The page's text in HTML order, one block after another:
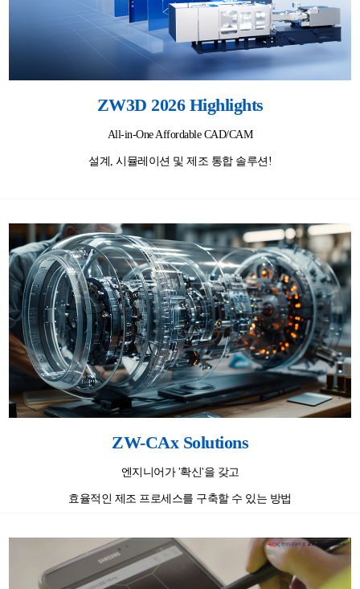
ZW3D 2026 Highlights
All-in-One Affordable CAD/CAM
설계, 시뮬레이션 및 제조 통합 솔루션!
ZW-CAx Solutions
엔지니어가 '확신'을 갖고
효율적인 제조 프로세스를 구축할 수 있는 방법